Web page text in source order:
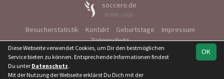
soccero.de
© 2006 - 2026
Besucherstatistik Kontakt Geburtstage
Impressum
Datenschutz
OK
Diese Webseite verwendet Cookies, um Dir den bestmöglichen
Service bieten zu können. Entsprechende Informationen findest
Du unter Datenschutz.
Mit der Nutzung der Webseite erklärst Du Dich mit der